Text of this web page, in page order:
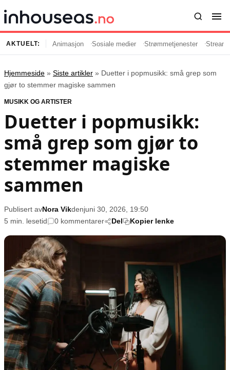
Innhold
Siste artikler
Film og serier
Musikk og artister
Popkultur
TV og streaming
Underholdning
Strømmetjenester
Streaming
TV-serier
Internettkultur
Populær
Animasjon
Sosiale medier
Musikk
Filmkveld
Seervaner
Soundtrack
Retningslinjer
Annonsepolicy
Cookiepolicy
Etiske retningslinjer
Personvernerklæring
Redaksjonell policy
Informasjon
Om oss
AKTUELT: Animasjon Sosiale medier Strømmetjenester
Hjemmeside » Siste artikler » Duetter i popmusikk: små grep som
gjør to stemmer magiske sammen
MUSIKK OG ARTISTER
Duetter i popmusikk:
små grep som gjør to
stemmer magiske
sammen
Publisert avNora Vikdenjuni 30, 2026, 19:50
5 min. lesetid
0 kommentarer Del Kopier lenke